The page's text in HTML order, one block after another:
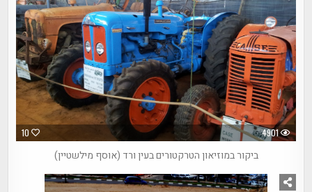
10 4901
ביקור במוזיאון הטרקטורים בעין ורד (אוסף מילשטיין)